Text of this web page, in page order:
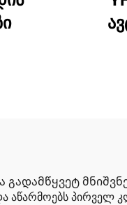
აწარმოებს